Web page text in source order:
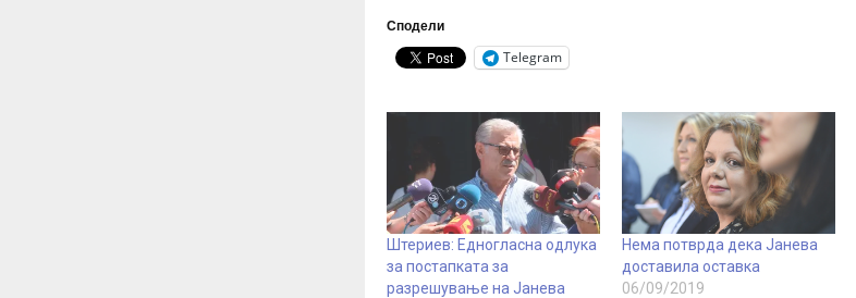
Сподели
Telegram
Штериев: Едногласна одлука
за постапката за
разрешување на Јанева
Нема потврда дека Јанева
доставила оставка
06/09/2019